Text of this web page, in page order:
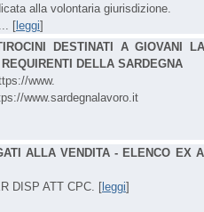
alla volontaria giurisdizione.
[leggi]
DESTINATI A GIOVANI
DELLA SARDEGNA
www.
www.sardegnalavoro.it
ALLA VENDITA - ELENCO EX
DISP ATT CPC. [leggi]